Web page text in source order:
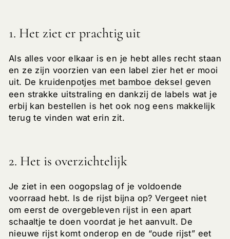
1. Het ziet er prachtig uit
Als alles voor elkaar is en je hebt alles recht staan
en ze zijn voorzien van een label zier het er mooi
uit. De kruidenpotjes met bamboe deksel geven
een strakke uitstraling en dankzij de labels wat je
erbij kan bestellen is het ook nog eens makkelijk
terug te vinden wat erin zit.
2. Het is overzichtelijk
Je ziet in een oogopslag of je voldoende
voorraad hebt. Is de rijst bijna op? Vergeet niet
om eerst de overgebleven rijst in een apart
schaaltje te doen voordat je het aanvult. De
nieuwe rijst komt onderop en de “oude rijst” eet